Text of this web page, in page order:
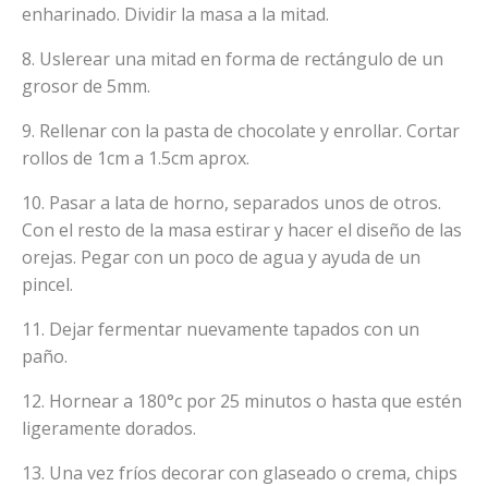
enharinado. Dividir la masa a la mitad.
8. Uslerear una mitad en forma de rectángulo de un
grosor de 5mm.
9. Rellenar con la pasta de chocolate y enrollar. Cortar
rollos de 1cm a 1.5cm aprox.
10. Pasar a lata de horno, separados unos de otros.
Con el resto de la masa estirar y hacer el diseño de las
orejas. Pegar con un poco de agua y ayuda de un
pincel.
11. Dejar fermentar nuevamente tapados con un
paño.
12. Hornear a 180°c por 25 minutos o hasta que estén
ligeramente dorados.
13. Una vez fríos decorar con glaseado o crema, chips